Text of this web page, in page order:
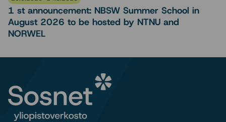
1 st announcement: NBSW Summer School in
August 2026 to be hosted by NTNU and
NORWEL